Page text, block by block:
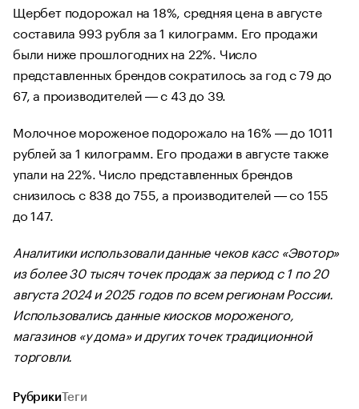
Щербет подорожал на 18%, средняя цена в августе
составила 993 рубля за 1 килограмм. Его продажи
были ниже прошлогодних на 22%. Число
представленных брендов сократилось за год с 79 до
67, а производителей ― с 43 до 39.
Молочное мороженое подорожало на 16% ― до 1011
рублей за 1 килограмм. Его продажи в августе также
упали на 22%. Число представленных брендов
снизилось с 838 до 755, а производителей ― со 155
до 147.
Аналитики использовали данные чеков касс «Эвотор»
из более 30 тысяч точек продаж за период с 1 по 20
августа 2024 и 2025 годов по всем регионам России.
Использовались данные киосков мороженого,
магазинов «у дома» и других точек традиционной
торговли.
Рубрики Теги